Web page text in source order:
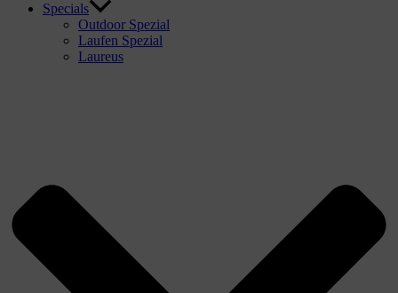
Specials
Outdoor Spezial
Laufen Spezial
Laureus